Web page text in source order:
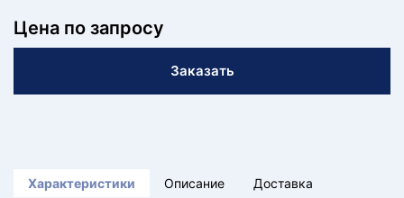
Цена по запросу
Заказать
Характеристики Описание Доставка